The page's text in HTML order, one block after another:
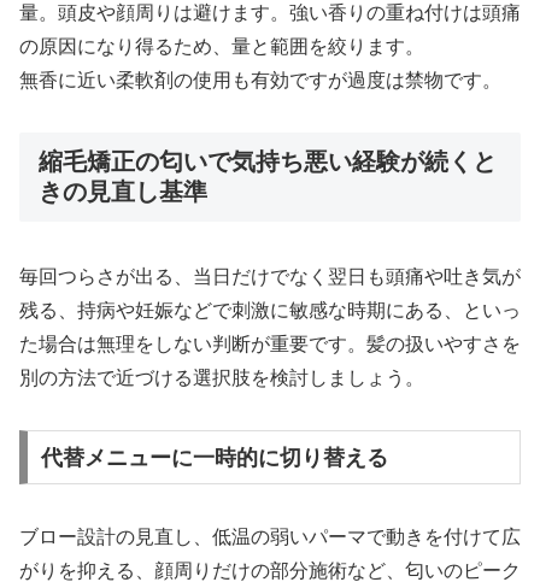
量。頭皮や顔周りは避けます。強い香りの重ね付けは頭痛
の原因になり得るため、量と範囲を絞ります。
無香に近い柔軟剤の使用も有効ですが過度は禁物です。
縮毛矯正の匂いで気持ち悪い経験が続くと
きの見直し基準
毎回つらさが出る、当日だけでなく翌日も頭痛や吐き気が
残る、持病や妊娠などで刺激に敏感な時期にある、といっ
た場合は無理をしない判断が重要です。髪の扱いやすさを
別の方法で近づける選択肢を検討しましょう。
代替メニューに一時的に切り替える
ブロー設計の見直し、低温の弱いパーマで動きを付けて広
がりを抑える、顔周りだけの部分施術など、匂いのピーク